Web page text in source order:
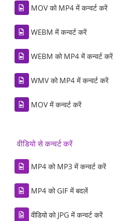
MOV को MP4 में कन्वर्ट करें
WEBM में कन्वर्ट करें
WEBM को MP4 में कन्वर्ट करें
WMV को MP4 में कन्वर्ट करें
MOV में कन्वर्ट करें
वीडियो से कन्वर्ट करें
MP4 को MP3 में कन्वर्ट करें
MP4 को GIF में बदलें
वीडियो को JPG में कन्वर्ट करें